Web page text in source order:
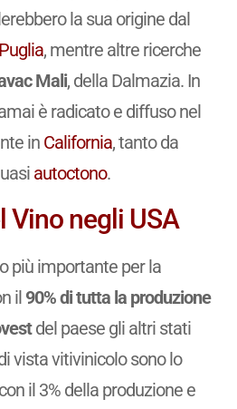
la sua origine dal
Puglia, mentre altre ricerche
Mali, della Dalmazia. In
è radicato e diffuso nel
in California, tanto da
autoctono.
Vino negli USA
più importante per la
il 90% di tutta la produzione
del paese gli altri stati
vista vitivinicolo sono lo
il 3% della produzione e